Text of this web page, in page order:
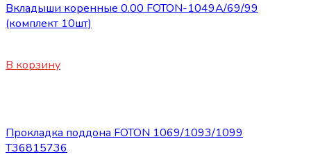
Вкладыши коренные 0.00 FOTON-1049А/69/99
(комплект 10шт)
В корзину
Прокладка поддона FOTON 1069/1093/1099
Т36815736